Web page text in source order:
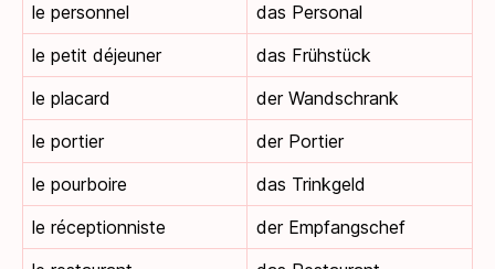
le personnel
das Personal
le petit déjeuner
das Frühstück
le placard
der Wandschrank
le portier
der Portier
le pourboire
das Trinkgeld
le réceptionniste
der Empfangschef